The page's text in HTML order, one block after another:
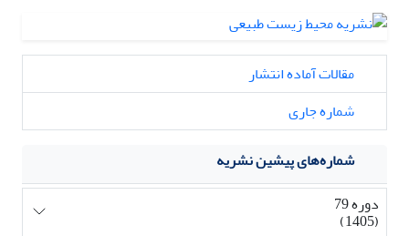
مقالات آماده انتشار
شماره جاری
شماره‌های پیشین نشریه
دوره 79
(1405)